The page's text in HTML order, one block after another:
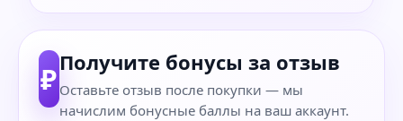
₽Получите бонусы за отзыв
Оставьте отзыв после покупки — мы
начислим бонусные баллы на ваш аккаунт.